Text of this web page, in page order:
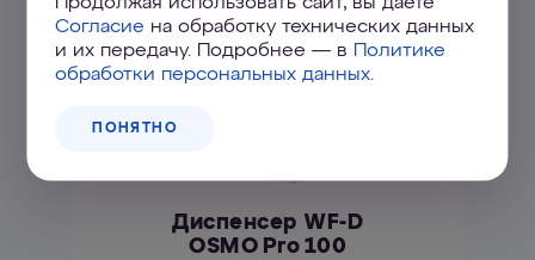
Диспенсер WF-D
OSMO Pro 100
Согласие на обработку технических данных
и их передачу. Подробнее — в Политике
обработки персональных данных.
ПОНЯТНО